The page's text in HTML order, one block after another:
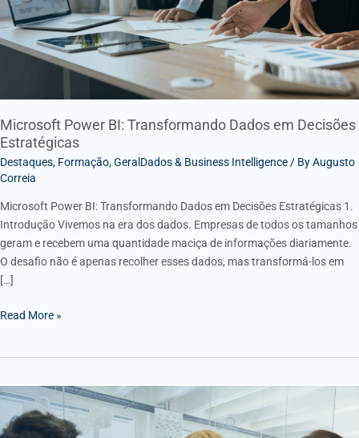
Microsoft Power BI: Transformando Dados em Decisões
Estratégicas
Destaques, Formação,GeralDados & Business Intelligence/ ByAugusto
Correia
Microsoft Power BI: Transformando Dados em Decisões Estratégicas 1.
Introdução Vivemos na era dos dados. Empresas de todos os tamanhos
geram e recebem uma quantidade maciça de informações diariamente.
O desafio não é apenas recolher esses dados, mas transformá-los em
[…]
Decisões
Estratégicas
Read More »
Power
em